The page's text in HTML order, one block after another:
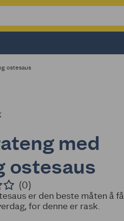
ostesaus
med
ostesaus
(0)
er den beste måten å få
for denne er rask.